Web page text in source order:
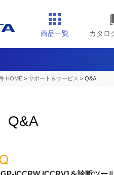
商品一覧 カタロ
HOME > サポート＆サービス > Q&A
Q&A